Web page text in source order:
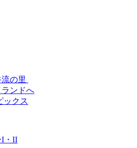
の里
ランドへ
ックス
I・II